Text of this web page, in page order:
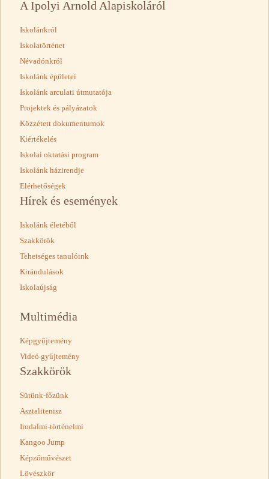
A Ipolyi Arnold Alapiskoláról
Iskolánkról
Iskolatörténet
Névadónkról
Iskolánk épületei
Iskolánk arculati útmutatója
Projektek és pályázatok
Közzétett dokumentumok
Kiértékelés
Iskolai oktatási program
Iskolánk házirendje
Elérhetőségek
Hírek és események
Iskolánk életéből
Szakkörök
Tehetséges tanulóink
Kirándulások
Iskolaújság
Multimédia
Képgyűjtemény
Videó gyűjtemény
Szakkörök
Sütünk-főzünk
Asztalitenisz
Irodalmi-történelmi
Kangoo Jump
Képzőművészet
Lövészkör